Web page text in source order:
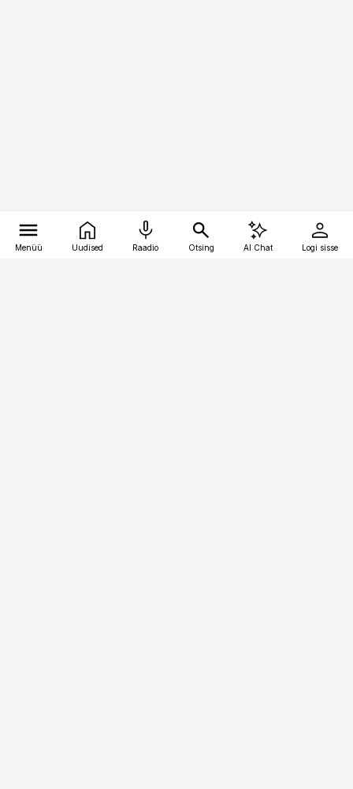
Menüü Uudised Raadio Otsing AI Chat Logi sisse